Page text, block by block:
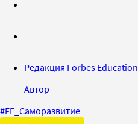
Редакция Forbes Education
Автор
#FE_Саморазвитие